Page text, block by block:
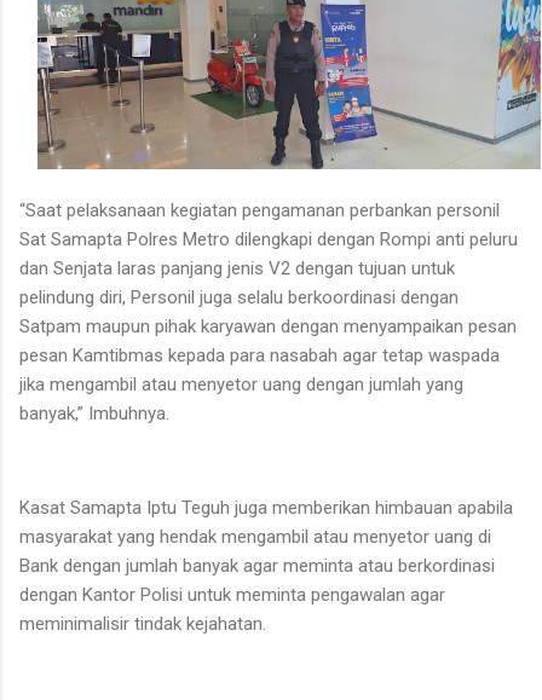
“Saat pelaksanaan kegiatan pengamanan perbankan personil
Sat Samapta Polres Metro dilengkapi dengan Rompi anti peluru
dan Senjata laras panjang jenis V2 dengan tujuan untuk
pelindung diri, Personil juga selalu berkoordinasi dengan
Satpam maupun pihak karyawan dengan menyampaikan pesan
pesan Kamtibmas kepada para nasabah agar tetap waspada
jika mengambil atau menyetor uang dengan jumlah yang
banyak,” Imbuhnya.
Kasat Samapta Iptu Teguh juga memberikan himbauan apabila
masyarakat yang hendak mengambil atau menyetor uang di
Bank dengan jumlah banyak agar meminta atau berkordinasi
dengan Kantor Polisi untuk meminta pengawalan agar
meminimalisir tindak kejahatan.